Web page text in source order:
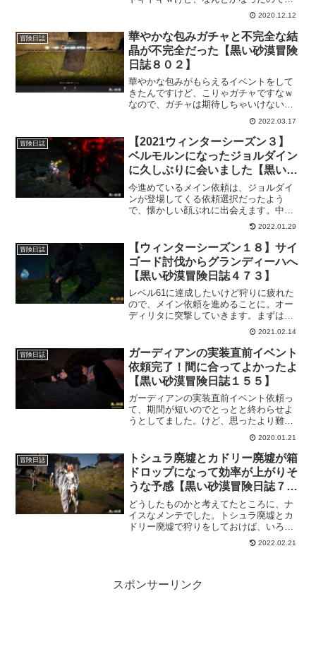
かったです。おまけにナクシオンの息吹
もゲットできたので2重にラッキー！この
後のデイリーは面倒になったのでやって
ませんｗ
2020.12.12
冒険日誌
華やかな包みガチャと不完全な結
晶が不完全だった【黒い砂漠冒険
日誌８０２】
華やかな包みがもらえるイベントをして
きたんですけど、こりゃガチャですなｗ
なので、ガチャは期待しちゃいけないっ
て事なので、結果もそれなりですｗそん
な感じでちょっと嫌な気分になりながら
も、不完全な結晶も不完全に終わるとい
う春らしい？結果になりましたｗ
2022.03.17
冒険日誌
【2021ウィンターシーズン３】
ベルモルンになったジョルダイン
に久しぶりに会いました【黒い砂
漠冒険日誌７３５】
今進めているメイン依頼は、ジョルダイ
ンが登場してくる依頼選択だったよう
で、懐かしい顔ぶれに出会えます。中で
も、ベルモルンになったジョルダイン
は、黒い砂漠を以前から遊んでいる冒険
者さんにとっては、お馴染みの顔。会う
機会も減ったのでこういう時見るのは嬉
しい気もします。
2022.01.29
冒険日誌
【ウィンターシーズン１８】サイ
ゴード討伐からグランディーハへ
【黒い砂漠冒険日誌４７３】
レベル61に達成したいけど狩りに疲れた
ので、メイン依頼を進めることに。オー
ディリタに突撃していきます。まずは、
サイゴードとかいうベグみたいな敵と戦
うことになりますが、ベグ相手と思えば
なんとかなります。その後、久しぶりに
グランディーハにも行きました。
2021.02.14
冒険日誌
ガーディアンの実装直前イベント
依頼完了！間に合ってよかったよ
【黒い砂漠冒険日誌１５５】
ガーディアンの実装直前イベント依頼っ
て、期間が短いのでとっとと終わらせよ
うとしてました。けど、思ったより難し
かったものもあって間に合うかどうかド
2020.01.21
冒険日誌
トシュラ廃墟とカドリー廃墟が箱
ドロップになって効率が上がりそ
うな予感【黒い砂漠冒険日誌７７
８】
どうしたものかと考えてたところに、ナ
イスなメンテでした。トシュラ廃墟とカ
ドリー廃墟で狩りをしておけば、いろい
ろと効率が良いんではないかと思えるよ
うになりました。これで、多少はペリド
2022.02.21
スポンサーリンク